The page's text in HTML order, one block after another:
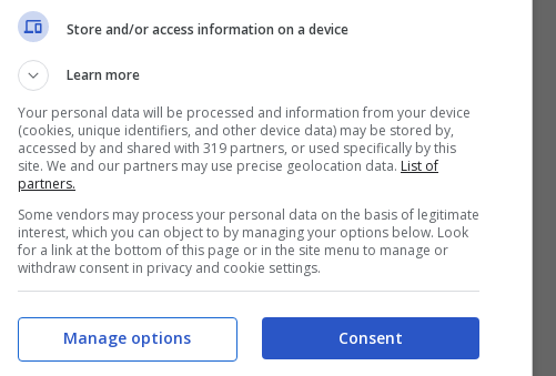
28/9
si profila una svolta netta:
e la messa in onda infrasettimanale risulta
e che segna una vera e propria “frattura”
Store and/or access information on a device
Learn more
Your personal data will be processed and information from your device
(cookies, unique identifiers, and other device data) may be stored by,
accessed by and shared with 319 partners, or used specifically by this
site. We and our partners may use precise geolocation data. List of
partners.
Some vendors may process your personal data on the basis of legitimate
interest, which you can object to by managing your options below. Look
for a link at the bottom of this page or in the site menu to manage or
withdraw consent in privacy and cookie settings.
Consent
Manage options